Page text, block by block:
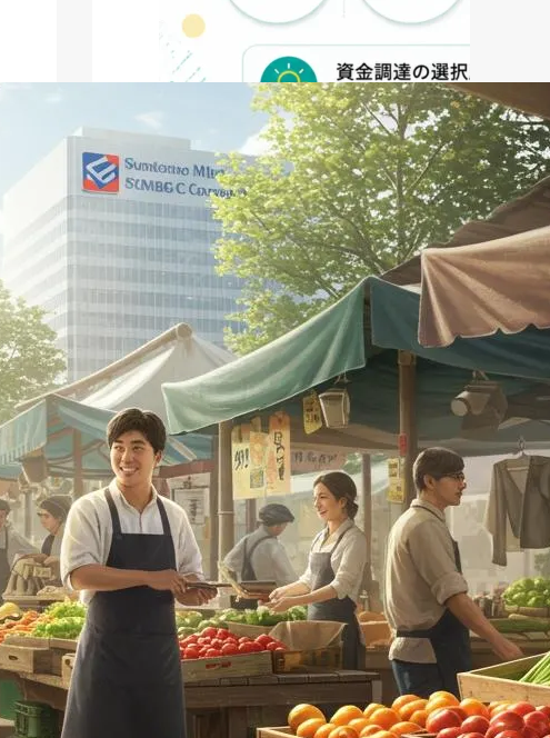
ファクタリング
ファクタリングとは？仕組み・メ
リット・注意点と...
2026年8月6日